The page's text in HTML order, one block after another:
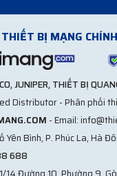
BỊ MẠNG
JUNIPER, THIẾT BỊ
Distributor - Phân phối
- Email:
Yên Bình, P. Phúc La, Hà
688